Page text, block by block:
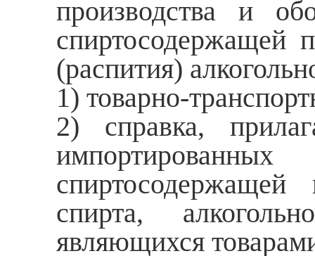
производства и
спиртосодержащей
(распития)
1) товарно-
2) справка,
спирта,
являющихся